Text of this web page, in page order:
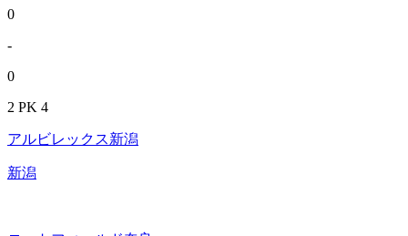
0
-
0
2 PK 4
アルビレックス新潟
新潟